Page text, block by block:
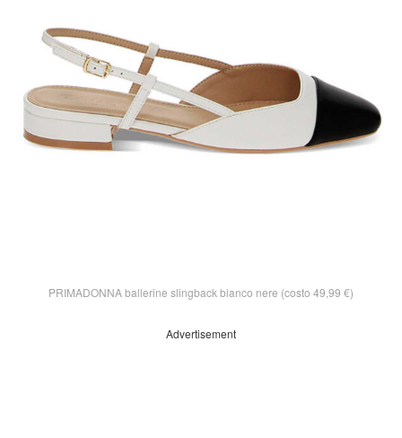
PRIMADONNA ballerine slingback bianco nere (costo 49,99 €)
Advertisement